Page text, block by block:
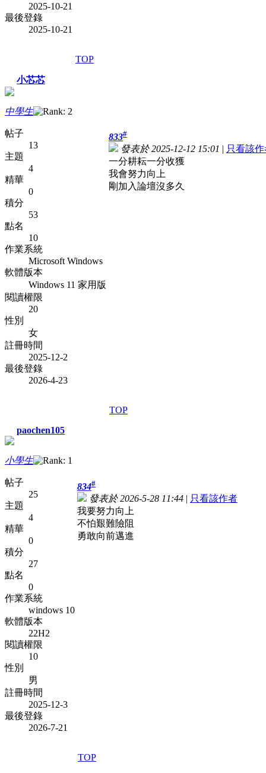
2025-10-21
最後登錄
2025-10-21
TOP
小芯芯
中學生
帖子
13
主題
4
精華
0
積分
53
點名
10
作業系統
Microsoft Windows
軟體版本
Windows 11 家用版
閱讀權限
20
性別
女
註冊時間
2025-12-2
最後登錄
2026-4-23
833#
發表於 2025-12-12 15:01 | 只看該
一分耕耘一分收獲
我會努力向上
剛加入論壇沒多久
TOP
paochen105
小學生
帖子
25
主題
4
精華
0
積分
27
點名
0
作業系統
windows 10
軟體版本
22H2
閱讀權限
10
性別
男
註冊時間
2025-12-3
最後登錄
2026-7-21
834#
發表於 2026-5-28 11:44 | 只看該作者
我要努力向上
不怕艱難險阻
勇敢向前邁進
TOP